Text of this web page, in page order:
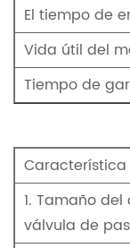
El tiempo de
Vida útil del
Tiempo de
Característica
1. Tamaño del
válvula de